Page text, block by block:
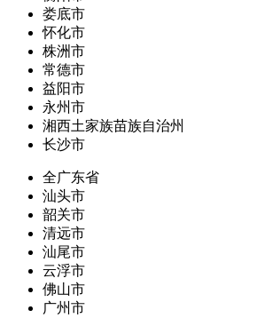
娄底市
怀化市
株洲市
常德市
益阳市
永州市
湘西土家族苗族自治州
长沙市
全广东省
汕头市
韶关市
清远市
汕尾市
云浮市
佛山市
广州市